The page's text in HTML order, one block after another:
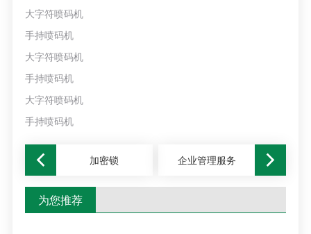
大字符喷码机
手持喷码机
大字符喷码机
手持喷码机
大字符喷码机
手持喷码机
加密锁 企业管理服务
为您推荐